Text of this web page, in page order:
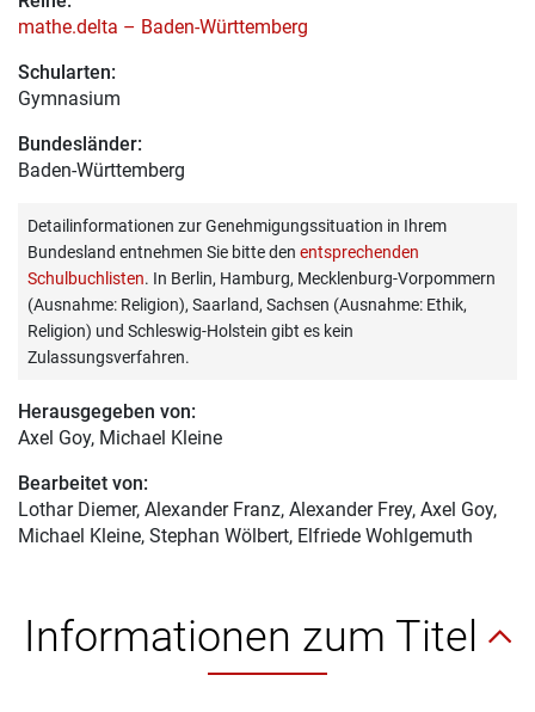
mathe.delta – Baden-Württemberg
Schularten:
Gymnasium
Bundesländer:
Baden-Württemberg
Detailinformationen zur Genehmigungssituation in Ihrem
Bundesland entnehmen Sie bitte den entsprechenden
Schulbuchlisten. In Berlin, Hamburg, Mecklenburg-Vorpommern
(Ausnahme: Religion), Saarland, Sachsen (Ausnahme: Ethik,
Religion) und Schleswig-Holstein gibt es kein
Zulassungsverfahren.
Herausgegeben von:
Axel Goy, Michael Kleine
Bearbeitet von:
Lothar Diemer, Alexander Franz, Alexander Frey, Axel Goy,
Michael Kleine, Stephan Wölbert, Elfriede Wohlgemuth
Informationen zum Titel